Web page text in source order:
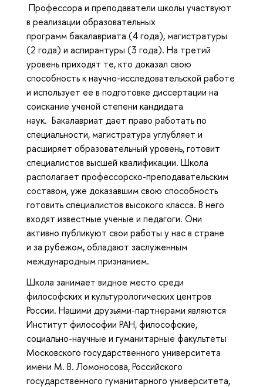
Профессора и преподаватели школы участвуют
в реализации образовательных
программ бакалавриата (4 года), магистратуры
(2 года) и аспирантуры (3 года). На третий
уровень приходят те, кто доказал свою
способность к научно-исследовательской работе
и использует ее в подготовке диссертации на
соискание ученой степени кандидата
наук. Бакалавриат дает право работать по
специальности, магистратура углубляет и
расширяет образовательный уровень, готовит
специалистов высшей квалификации. Школа
располагает профессорско-преподавательским
составом, уже доказавшим свою способность
готовить специалистов высокого класса. В него
входят известные ученые и педагоги. Они
активно публикуют свои работы у нас в стране
и за рубежом, обладают заслуженным
международным признанием.
Школа занимает видное место среди
философских и культурологических центров
России. Нашими друзьями-партнерами являются
Институт философии РАН, философские,
социально-научные и гуманитарные факультеты
Московского государственного университета
имени М. В. Ломоносова, Российского
государственного гуманитарного университета,